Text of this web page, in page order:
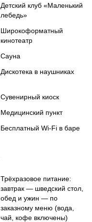
Детский клуб «Маленький
лебедь»
Широкоформатный
кинотеатр
Сауна
Дискотека в наушниках
Сувенирный киоск
Медицинский пункт
Бесплатный Wi-Fi в баре
Трёхразовое питание:
завтрак — шведский стол,
обед и ужин — по
заказному меню (вода,
чай, кофе включены)